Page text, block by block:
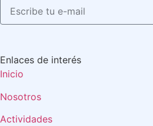
Enlaces de interés
Inicio
Nosotros
Actividades